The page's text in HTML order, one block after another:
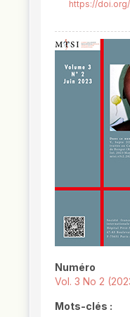
https://
Numéro
Vol. 3 No 2
Mots-clés :